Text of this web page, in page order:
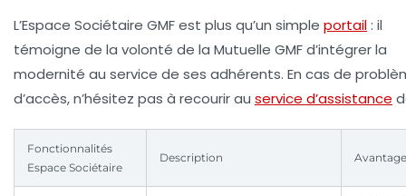
L’Espace Sociétaire GMF est plus qu’un simple portail: il
témoigne de la volonté de la Mutuelle GMF d’intégrer la
modernité au service de ses adhérents. En cas de
d’accès, n’hésitez pas à recourir au service d’assistance
Fonctionnalités
Espace Sociétaire
Description